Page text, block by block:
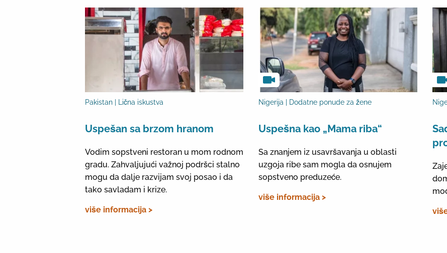
Pakistan | Lična iskustva
Uspešan sa brzom hranom
Vodim sopstveni restoran u mom rodnom
gradu. Zahvaljujući važnoj podršci stalno
mogu da dalje razvijam svoj posao i da
tako savladam i krize.
više informacija >
Nigerija | Dodatne ponude za žene
Uspešna kao „Mama riba“
Sa znanjem iz usavršavanja u oblasti
uzgoja ribe sam mogla da osnujem
sopstveno preduzeće.
više informacija >